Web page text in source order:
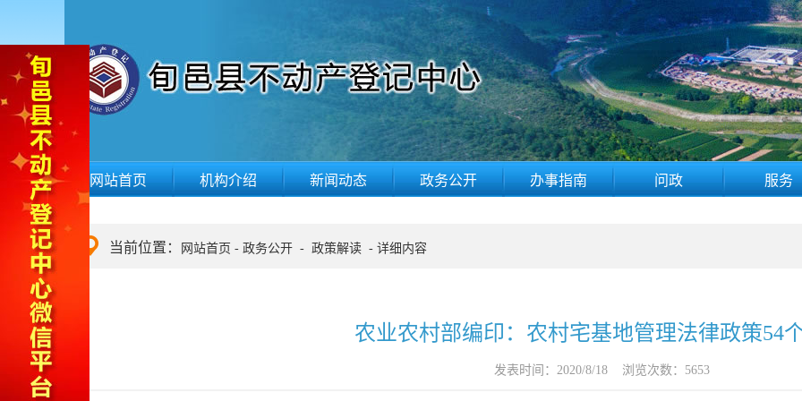
网站首页 机构介绍 新闻动态 政务公开 办事指南 问政 服务
当前位置： 网站首页 - 政务公开 - 政策解读 - 详细内容
农业农村部编印：农村宅基地管理法律政策54
发表时间： 2020/8/18浏览次数： 5653